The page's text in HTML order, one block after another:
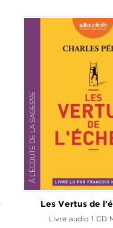
Les Vertus de
Livre audio 1 CD